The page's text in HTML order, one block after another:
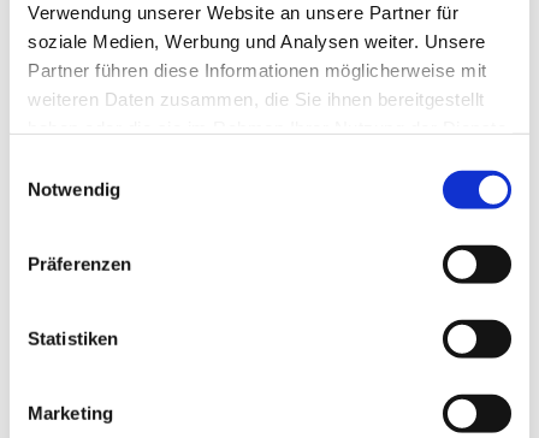
Verwendung unserer Website an unsere Partner für
soziale Medien, Werbung und Analysen weiter. Unsere
Partner führen diese Informationen möglicherweise mit
weiteren Daten zusammen, die Sie ihnen bereitgestellt
Notwendig
Präferenzen
Statistiken
Marketing
Nach den Führungen sind wir für Spenden zur
Erhaltung der Kirche und der Orgel dankbar!